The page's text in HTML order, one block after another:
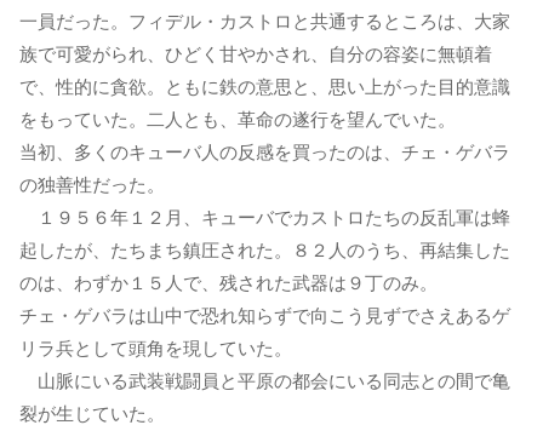
一員だった。フィデル・カストロと共通するところは、大家
族で可愛がられ、ひどく甘やかされ、自分の容姿に無頓着
で、性的に貪欲。ともに鉄の意思と、思い上がった目的意識
をもっていた。二人とも、革命の遂行を望んでいた。
当初、多くのキューバ人の反感を買ったのは、チェ・ゲバラ
の独善性だった。
１９５６年１２月、キューバでカストロたちの反乱軍は蜂
起したが、たちまち鎮圧された。８２人のうち、再結集した
のは、わずか１５人で、残された武器は９丁のみ。
チェ・ゲバラは山中で恐れ知らずで向こう見ずでさえあるゲ
リラ兵として頭角を現していた。
山脈にいる武装戦闘員と平原の都会にいる同志との間で亀
裂が生じていた。